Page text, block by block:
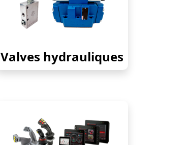
Valves hydrauliques